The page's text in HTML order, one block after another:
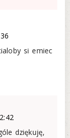
si emiec
dziękuję,